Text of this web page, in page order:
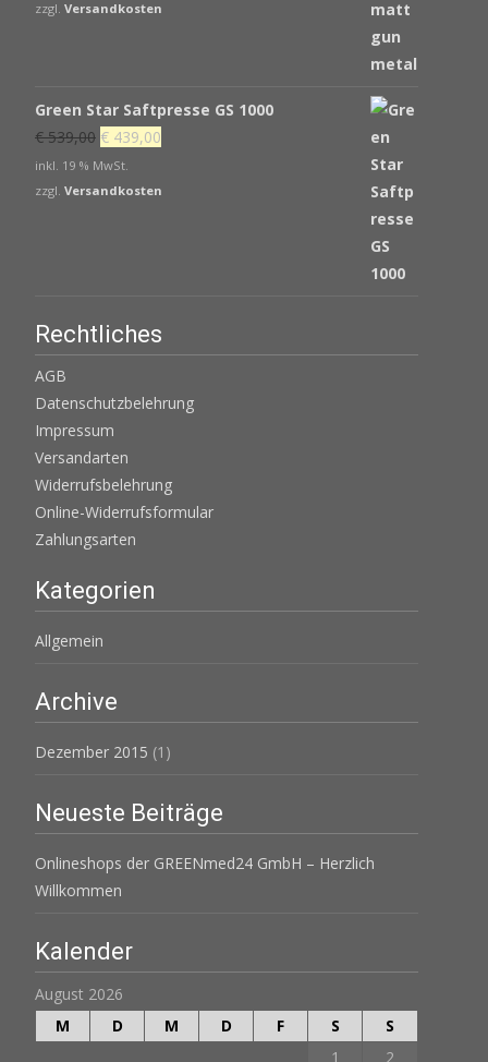
war:
ist:
zzgl. Versandkosten
Green Star Saftpresse GS 1000
€539,00 Ursprünglicher
Preis
war:
€ 439,00
ist:
inkl. 19 % MwSt.
zzgl. Versandkosten
Rechtliches
AGB
Datenschutzbelehrung
Impressum
Versandarten
Widerrufsbelehrung
Online-Widerrufsformular
Zahlungsarten
Kategorien
Allgemein
Archive
Dezember 2015 (1)
Neueste Beiträge
Onlineshops der GREENmed24 GmbH – Herzlich
Willkommen
Kalender
August 2026
M
D M D F S
S
1
2